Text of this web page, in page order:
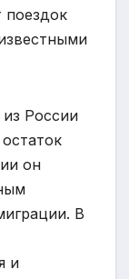
поездок
России
он
В
и